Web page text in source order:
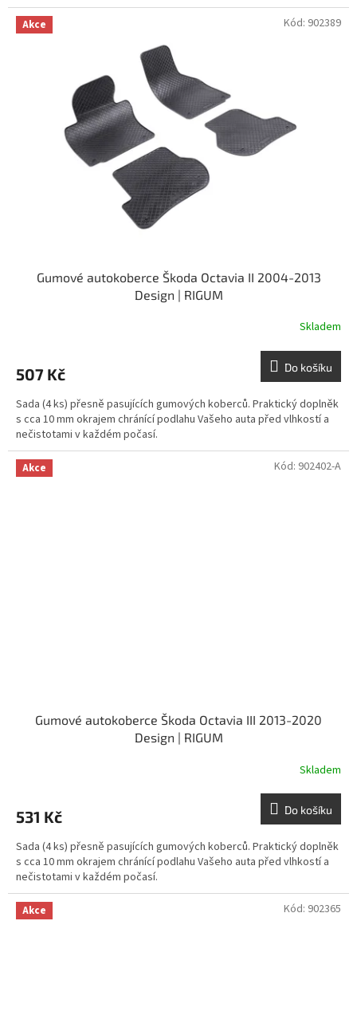
Akce
Gumové autokoberce Škoda Octavia II 2004-2013
Design | RIGUM
Skladem
507 Kč Do košíku
Sada (4 ks) přesně pasujících gumových koberců. Praktický doplněk
s cca 10 mm okrajem chránící podlahu Vašeho auta před vlhkostí a
nečistotami v každém počasí.
Kód: 902389
Akce
Gumové autokoberce Škoda Octavia III 2013-2020
Design | RIGUM
Skladem
531 Kč Do košíku
Sada (4 ks) přesně pasujících gumových koberců. Praktický doplněk
s cca 10 mm okrajem chránící podlahu Vašeho auta před vlhkostí a
nečistotami v každém počasí.
Kód: 902402-A
Akce Kód: 902365